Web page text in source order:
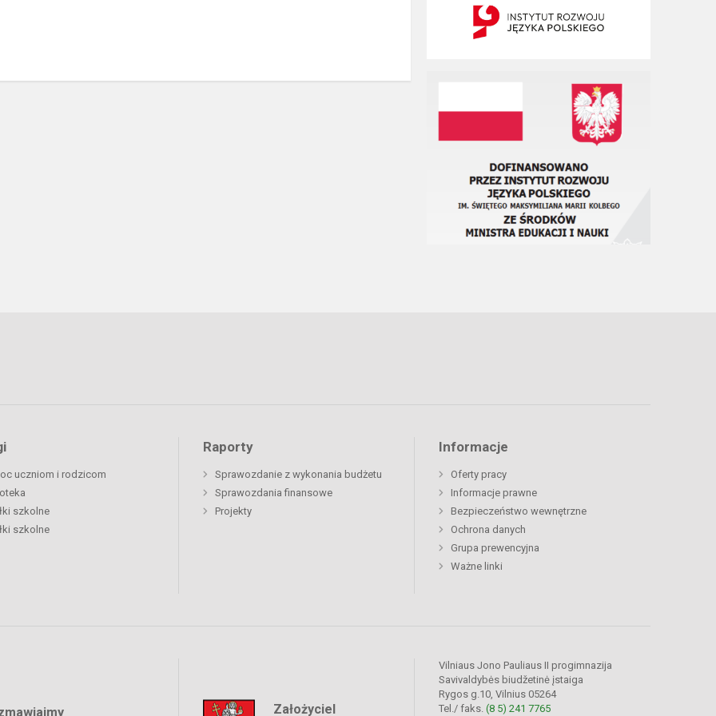
uczniom i rodzicom
szkolne
szkolne
Raporty
Sprawozdanie z wykonania budżetu
Sprawozdania finansowe
Projekty
Informacje
Oferty pracy
Informacje prawne
Bezpieczeństwo wewnętrzne
Ochrona danych
Grupa prewencyjna
Ważne linki
Założyciel
Vilniaus Jono Pauliaus II progimnazija
Savivaldybės biudžetinė įstaiga
Rygos g.10, Vilnius 05264
Tel./ faks. (8 5) 241 7765